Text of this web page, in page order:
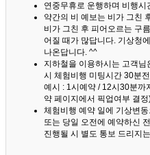
연중무휴로 운행하며 비행
약간의 비 예보는 비가 그친
비가 그친 후 피어오르는 구
어질 때가 많답니다. 기상청
나온답니다. ^^
지하철을 이용하시는 고객
시 체험비행 미팅시간 30분
예시 : 1시예약 / 12시30분까
약 페이지에서 픽업여부 결정
체험비행 예약 일에 기상변
또는 당일 오전에 예약하신
진행될 시 별도 통보 드리지